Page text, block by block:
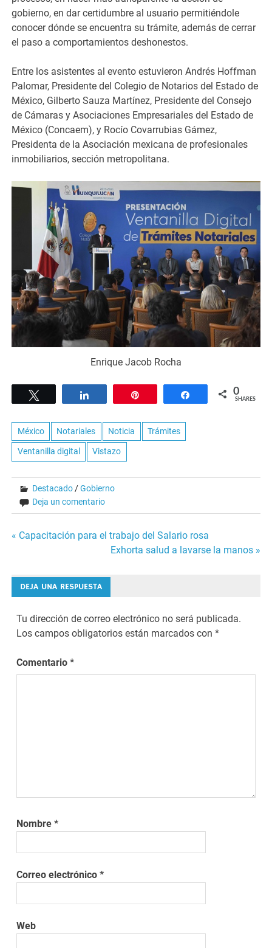
gobierno, en dar certidumbre al usuario permitiéndole
conocer dónde se encuentra su trámite, además de cerrar
el paso a comportamientos deshonestos.
Entre los asistentes al evento estuvieron Andrés Hoffman
Palomar, Presidente del Colegio de Notarios del Estado de
México, Gilberto Sauza Martínez, Presidente del Consejo
de Cámaras y Asociaciones Empresariales del Estado de
México (Concaem), y Rocío Covarrubias Gámez,
Presidenta de la Asociación mexicana de profesionales
inmobiliarios, sección metropolitana.
Enrique Jacob Rocha
Share 0
SHARES
México Notariales Noticia Trámites
Ventanilla digital Vistazo
Destacado /Gobierno
Deja un comentario
Navegación
entradas
« Capacitación para el trabajo del Salario rosa
Exhorta salud a lavarse la manos »
DEJA UNA RESPUESTA
Tu dirección de correo electrónico no será publicada.
Los campos obligatorios están marcados con*
Comentario*
Nombre*
Correo electrónico*
Web